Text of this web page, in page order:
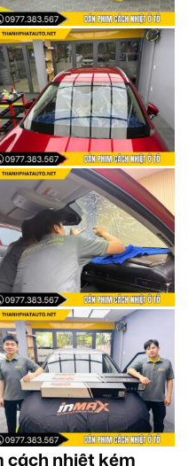
cách nhiệt kém